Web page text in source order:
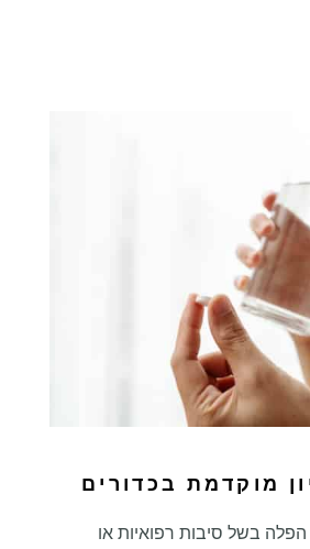
מוקדמת בכדורים
בשל סיבות רפואיות או